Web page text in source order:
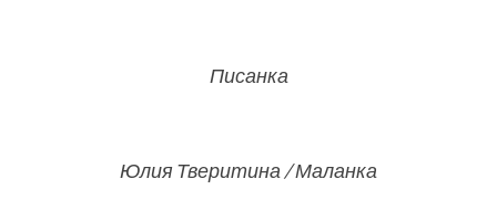
Писанка
Юлия Тверитина / Маланка